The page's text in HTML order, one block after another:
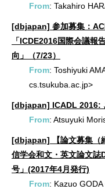
From: Takahiro
[dbjapan] 参加募集：
「ICDE2016国際会議報
向」（7/23）
From: Toshiyuki
cs.tsukuba.ac.jp>
[dbjapan] ICADL 2016:
From: Atsuyuki
[dbjapan] 【論文募集（
信学会和文・英文論文誌
号」(2017年4月発行)
From: Kazuo